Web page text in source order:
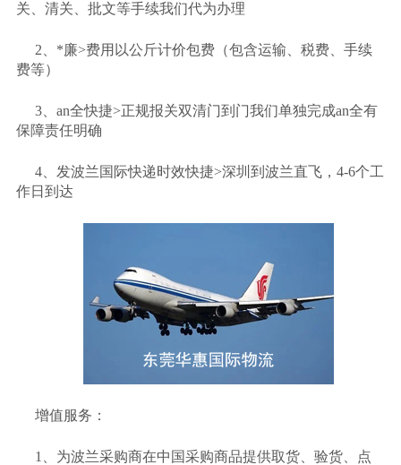
关、清关、批文等手续我们代为办理
2、*廉>费用以公斤计价包费（包含运输、税费、手续
费等）
3、an全快捷>正规报关双清门到门我们单独完成an全有
保障责任明确
4、发波兰国际快递时效快捷>深圳到波兰直飞，4-6个工
作日到达
增值服务：
1、为波兰采购商在中国采购商品提供取货、验货、点